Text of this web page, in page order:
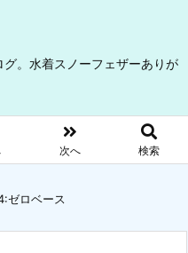
。水着スノーフェザーありが
次へ 検索
ゼロベース